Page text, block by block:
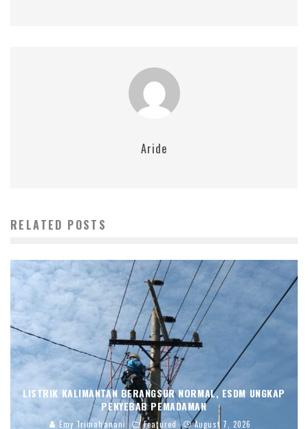
Aride
RELATED POSTS
LISTRIK KALIMANTAN BERANGSUR NORMAL, ESDM UNGKAP
PENYEBAB PEMADAMAN
Emy Trimahanani Featured August 7, 2026